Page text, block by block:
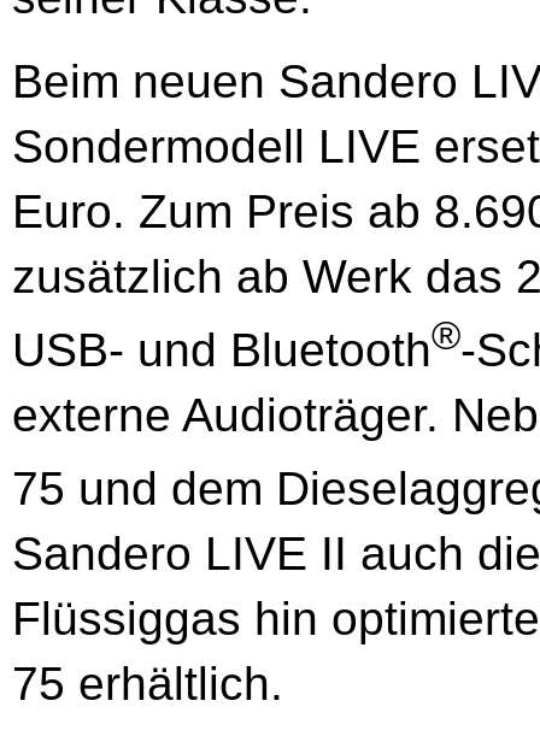
Beim neuen Sandero
Sondermodell LIVE
Euro. Zum Preis ab
zusätzlich ab Werk das
USB- und Bluetooth®-
externe Audioträger.
75 und dem
Sandero LIVE II auch
Flüssiggas hin
75 erhältlich.